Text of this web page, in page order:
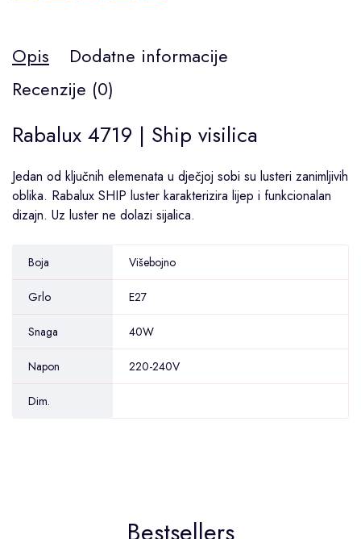
Opis
Dodatne informacije
Recenzije (0)
Rabalux 4719 | Ship visilica
Jedan od ključnih elemenata u dječjoj sobi su lusteri zanimljivih
oblika. Rabalux SHIP luster karakterizira lijep i funkcionalan
dizajn. Uz luster ne dolazi sijalica.
Boja Višebojno
Grlo E27
Snaga 40W
Napon 220-240V
Dim.